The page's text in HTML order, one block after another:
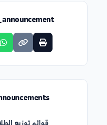
share_announcement